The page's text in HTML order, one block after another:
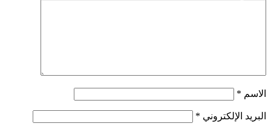
الاسم *
البريد الإلكتروني *